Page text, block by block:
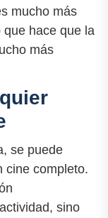
mucho más
hace que la
más
se puede
cine completo.
sino